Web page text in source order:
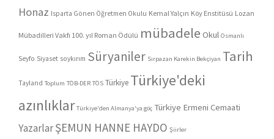
Honaz Isparta Gönen Öğretmen Okulu Kemal Yalçın Köy Enstitüsü Lozan
Mübadilleri Vakfı 100. yıl Roman Ödülü mübadele Okul Osmanlı
Seyfo Siyaset soykırım Süryaniler Sırpazan Karekin Bekçiyan Tarih
Tayland Toplum TÖB-DER TÖS Türkiye Türkiye'deki
azınlıklar Türkiye'den Almanya'ya göç Türkiye Ermeni Cemaati
YazarlarŞEMUN HANNE HAYDO Şiirler